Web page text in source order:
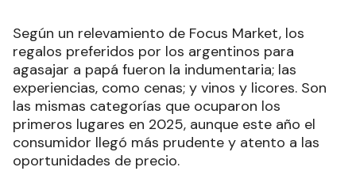
Según un relevamiento de Focus Market, los
regalos preferidos por los argentinos para
agasajar a papá fueron la indumentaria; las
experiencias, como cenas; y vinos y licores. Son
las mismas categorías que ocuparon los
primeros lugares en 2025, aunque este año el
consumidor llegó más prudente y atento a las
oportunidades de precio.